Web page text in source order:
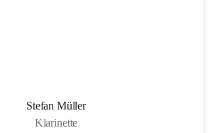
Stefan Müller
Klarinette